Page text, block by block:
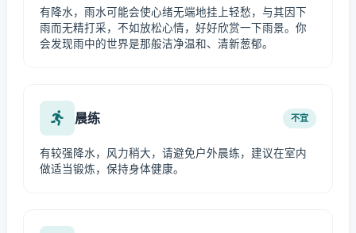
有降水，雨水可能会使心绪无端地挂上轻愁，与其因下
雨而无精打采，不如放松心情，好好欣赏一下雨景。你
会发现雨中的世界是那般洁净温和、清新葱郁。
晨练 不宜
有较强降水，风力稍大，请避免户外晨练，建议在室内
做适当锻炼，保持身体健康。